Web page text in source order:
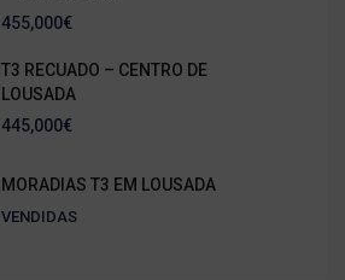
455,000€
T3 RECUADO – CENTRO DE
LOUSADA
445,000€
MORADIAS T3 EM LOUSADA
VENDIDAS